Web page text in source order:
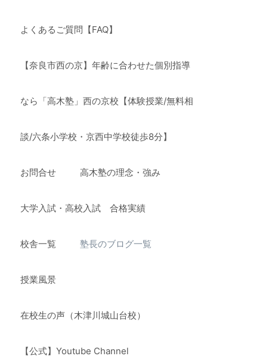
よくあるご質問【FAQ】
【奈良市西の京】年齢に合わせた個別指導
なら「高木塾」西の京校【体験授業/無料相
談/六条小学校・京西中学校徒歩8分】
お問合せ 高木塾の理念・強み
大学入試・高校入試 合格実績
校舎一覧 塾長のブログ一覧
授業風景
在校生の声（木津川城山台校）
【公式】Youtube Channel